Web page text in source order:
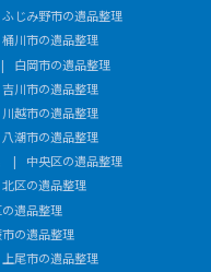
ふじみ野市の遺品整理
桶川市の遺品整理
白岡市の遺品整理
吉川市の遺品整理
川越市の遺品整理
八潮市の遺品整理
中央区の遺品整理
北区の遺品整理
遺品整理
の遺品整理
上尾市の遺品整理